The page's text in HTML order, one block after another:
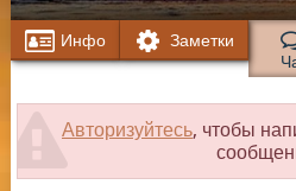
Инфо
Заметки
Авторизуйтесь, чтобы